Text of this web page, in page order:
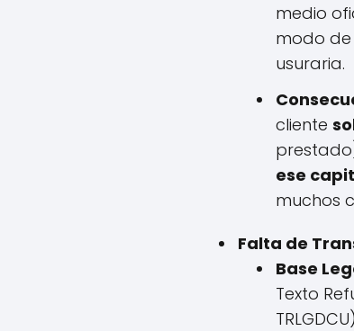
medio
modo de
usuraria.
cliente
ese
muchos
Falta de
Base
Texto